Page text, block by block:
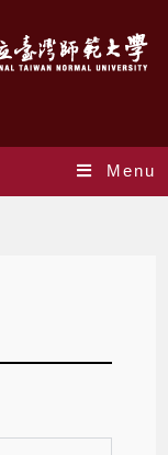
Menu